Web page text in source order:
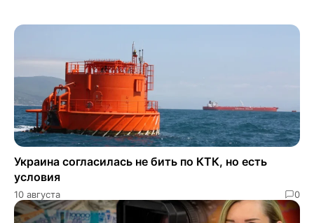
Украина согласилась не бить по КТК, но есть
условия
10 августа 0